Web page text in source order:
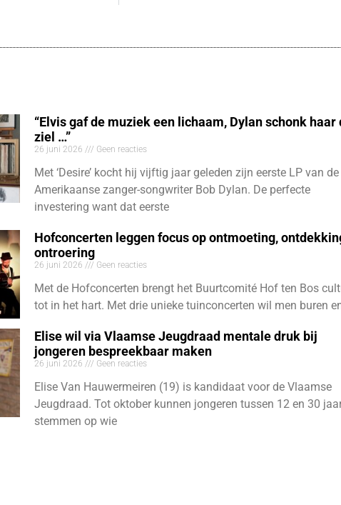
“Elvis gaf de muziek een lichaam, Dylan schonk haar
ziel …”
26 juni 2026 Geen reacties
Met ‘Desire’ kocht hij vijftig jaar geleden zijn eerste LP van de
Amerikaanse zanger-songwriter Bob Dylan. De perfecte
investering want dat eerste
Hofconcerten leggen focus op ontmoeting,
ontroering
26 juni 2026 Geen reacties
Met de Hofconcerten brengt het Buurtcomité Hof ten Bos
tot in het hart. Met drie unieke tuinconcerten wil men buren
Elise wil via Vlaamse Jeugdraad mentale druk bij
jongeren bespreekbaar maken
26 juni 2026 Geen reacties
Elise Van Hauwermeiren (19) is kandidaat voor de Vlaamse
Jeugdraad. Tot oktober kunnen jongeren tussen 12 en 30
stemmen op wie